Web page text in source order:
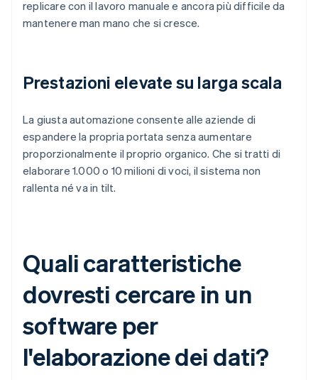
replicare con il lavoro manuale e ancora più difficile da
mantenere man mano che si cresce.
Prestazioni elevate su larga scala
La giusta automazione consente alle aziende di
espandere la propria portata senza aumentare
proporzionalmente il proprio organico. Che si tratti di
elaborare 1.000 o 10 milioni di voci, il sistema non
rallenta né va in tilt.
Quali caratteristiche
dovresti cercare in un
software per
l'elaborazione dei dati?